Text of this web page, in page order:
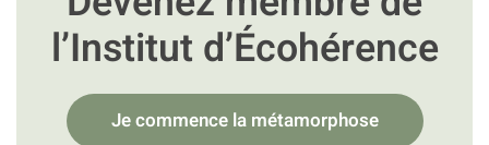
l’Institut d’Écohérence
Je commence la métamorphose